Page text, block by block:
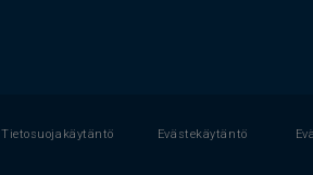
Tietosuojakäytäntö Evästekäytäntö